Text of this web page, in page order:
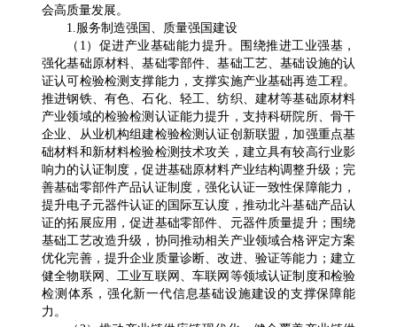
会高质量发展。
1.服务制造强国、质量强国建设
（1）促进产业基础能力提升。围绕推进工业强基，
强化基础原材料、基础零部件、基础工艺、基础设施的认
证认可检验检测支撑能力，支撑实施产业基础再造工程。
推进钢铁、有色、石化、轻工、纺织、建材等基础原材料
产业领域的检验检测认证能力提升，支持科研院所、骨干
企业、从业机构组建检验检测认证创新联盟，加强重点基
础材料和新材料检验检测技术攻关，建立具有较高行业影
响力的认证制度，促进基础原材料产业结构调整升级；完
善基础零部件产品认证制度，强化认证一致性保障能力，
提升电子元器件认证的国际互认度，推动北斗基础产品认
证的拓展应用，促进基础零部件、元器件质量提升；围绕
基础工艺改造升级，协同推动相关产业领域合格评定方案
优化完善，提升企业质量诊断、改进、验证等能力；建立
健全物联网、工业互联网、车联网等领域认证制度和检验
检测体系，强化新一代信息基础设施建设的支撑保障能
力。